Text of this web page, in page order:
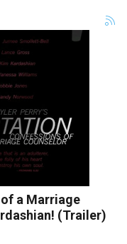
a Marriage
(Trailer)